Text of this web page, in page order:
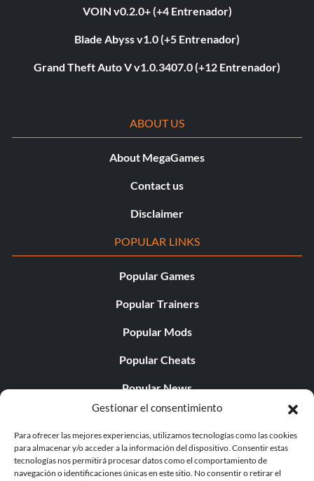
Gestionar el consentimiento
Para ofrecer las mejores experiencias, utilizamos tecnologías como las cookies
para almacenar y/o acceder a la información del dispositivo. Consentir estas
tecnologías nos permitirá procesar datos como el comportamiento de
navegación o identificaciones únicas en este sitio. No consentir o retirar el
VOIN v0.2.0+ (+4 Entrenador)
Blade Abyss v1.0 (+5 Entrenador)
Grand Theft Auto V v1.0.3407.0 (+12 Entrenador)
ABOUT US
About MegaGames
Contact us
Disclaimer
POPULAR LINKS
Popular Games
Popular Trainers
Popular Mods
Popular Cheats
Popular News
Popular Editorials
Popular Free Games
LATEST UPDATES